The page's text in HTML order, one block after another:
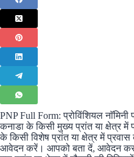
PNP Full Form: प्रोविंशियल नाॅमिनी
कनाडा के किसी मुख्य प्रांत या क्षेत्र
के किसी विशेष प्रांत या क्षेत्र में
आवेदन करें। आपको बता दें, आवेदन